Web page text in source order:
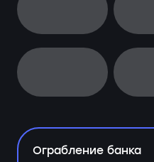
Ограбление банка